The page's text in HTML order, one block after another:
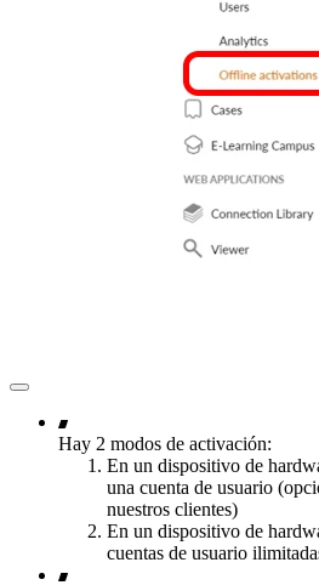
Hay 2 modos de activación:
En un dispositivo de
una cuenta de usuario
nuestros clientes)
En un dispositivo de
cuentas de usuario